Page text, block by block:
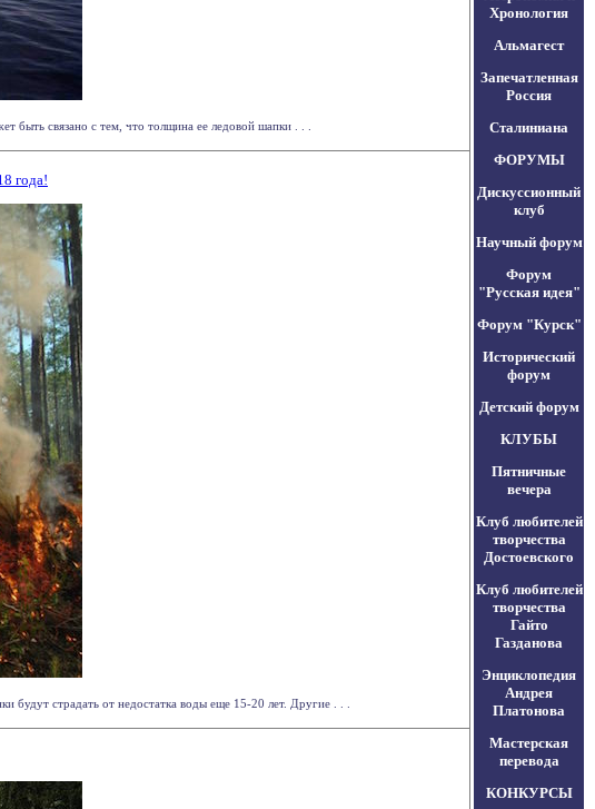
быть связано с тем, что толщина ее ледовой шапки . . .
года!
будут страдать от недостатка воды еще 15-20 лет. Другие . . .
Хронология
Альмагест
Запечатленная
Россия
Сталиниана
ФОРУМЫ
Дискуссионный
клуб
Научный форум
Форум
"Русская идея"
Форум "Курск"
Исторический
форум
Детский форум
КЛУБЫ
Пятничные
вечера
Клуб любителей
творчества
Достоевского
Клуб любителей
творчества
Гайто
Газданова
Энциклопедия
Андрея
Платонова
Мастерская
перевода
КОНКУРСЫ